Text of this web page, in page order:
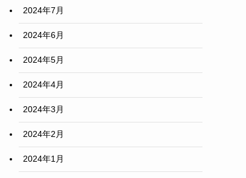
2024年7月
2024年6月
2024年5月
2024年4月
2024年3月
2024年2月
2024年1月